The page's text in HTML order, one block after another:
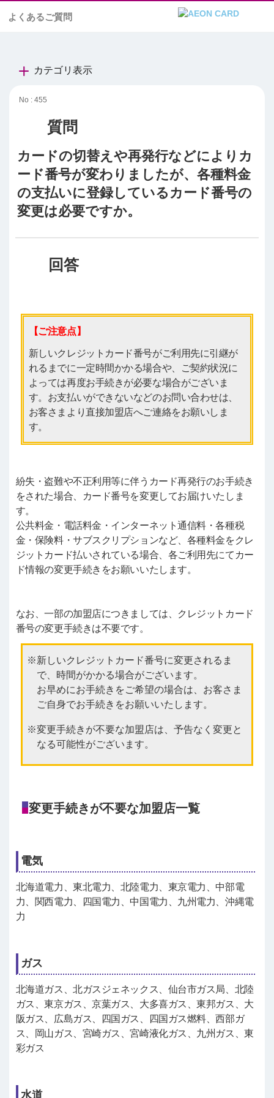
よくあるご質問
カテゴリ表示
No : 455
カードの切替えや再発行などによりカ
ード番号が変わりましたが、各種料金
の支払いに登録しているカード番号の
変更は必要ですか。
【ご注意点】
新しいクレジットカード番号がご利用先に引継が
れるまでに一定時間かかる場合や、ご契約状況に
よっては再度お手続きが必要な場合がございま
す。お支払いができないなどのお問い合わせは、
お客さまより直接加盟店へご連絡をお願いしま
す。
紛失・盗難や不正利用等に伴うカード再発行のお手続き
をされた場合、カード番号を変更してお届けいたしま
す。
公共料金・電話料金・インターネット通信料・各種税
金・保険料・サブスクリプションなど、各種料金をクレ
ジットカード払いされている場合、各ご利用先にてカー
ド情報の変更手続きをお願いいたします。
なお、一部の加盟店につきましては、クレジットカード
番号の変更手続きは不要です。
新しいクレジットカード番号に変更されるま
で、時間がかかる場合がございます。
お早めにお手続きをご希望の場合は、お客さま
ご自身でお手続きをお願いいたします。
変更手続きが不要な加盟店は、予告なく変更と
なる可能性がございます。
変更手続きが不要な加盟店一覧
電気
北海道電力、東北電力、北陸電力、東京電力、中部電
力、関西電力、四国電力、中国電力、九州電力、沖縄電
力
ガス
北海道ガス、北ガスジェネックス、仙台市ガス局、北陸
ガス、東京ガス、京葉ガス、大多喜ガス、東邦ガス、大
阪ガス、広島ガス、四国ガス、四国ガス燃料、西部ガ
ス、岡山ガス、宮崎ガス、宮崎液化ガス、九州ガス、東
彩ガス
水道